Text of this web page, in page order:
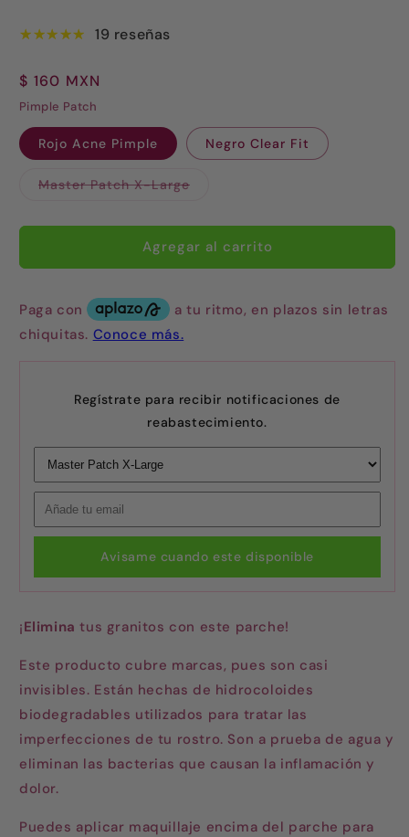
19 reseñas
Precio
habitual
$ 160 MXN
Pimple Patch
Rojo Acne Pimple Negro Clear Fit
Master Patch X-LargeVariante
no
Agregar al carrito
Regístrate para recibir notificaciones de
reabastecimiento.
Avisame cuando este disponible
¡Elimina tus granitos con este parche!
Este producto cubre marcas, pues son casi
invisibles. Están hechas de hidrocoloides
biodegradables utilizados para tratar las
imperfecciones de tu rostro. Son a prueba de agua y
eliminan las bacterias que causan la inflamación y
dolor.
Puedes aplicar maquillaje encima del parche para